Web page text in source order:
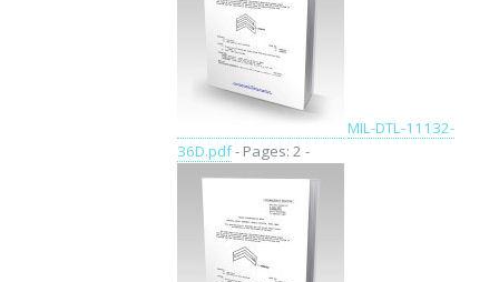
MIL-DTL-11132-
36D.pdf- Pages: 2 -